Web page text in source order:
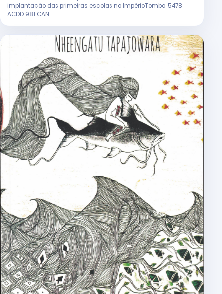
implantação das primeiras escolas no ImpérioTombo 5478
ACDD 981 CAN